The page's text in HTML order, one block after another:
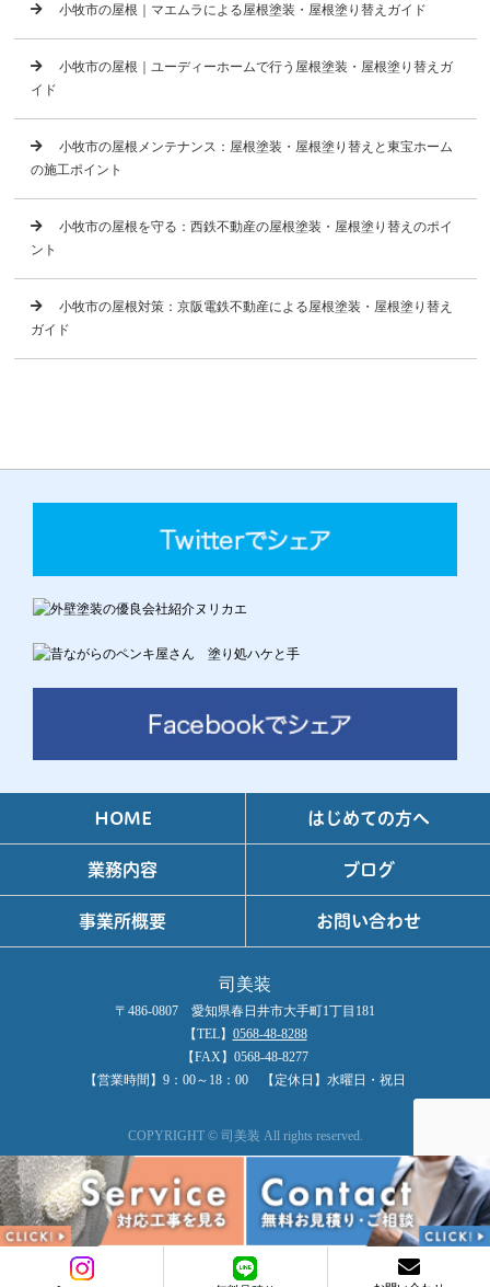
小牧市の屋根｜マエムラによる屋根塗装・屋根塗り替えガイド
小牧市の屋根｜ユーディーホームで行う屋根塗装・屋根塗り替えガ
イド
小牧市の屋根メンテナンス：屋根塗装・屋根塗り替えと東宝ホーム
の施工ポイント
小牧市の屋根を守る：西鉄不動産の屋根塗装・屋根塗り替えのポイ
ント
小牧市の屋根対策：京阪電鉄不動産による屋根塗装・屋根塗り替え
ガイド
HOME はじめての方へ
業務内容 ブログ
事業所概要 お問い合わせ
司美装
〒486-0807 愛知県春日井市大手町1丁目181
【TEL】 0568-48-8288
【FAX】0568-48-8277
【営業時間】9：00～18：00 【定休日】水曜日・祝日
COPYRIGHT © 司美装 All rights reserved.